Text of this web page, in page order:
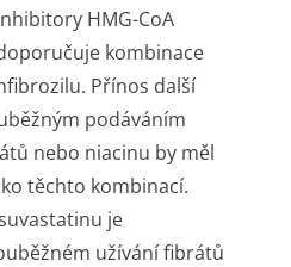
HMG-CoA
kombinace
Přínos další
podáváním
nebo niacinu by měl
těchto kombinací.
je
užívání fibrátů